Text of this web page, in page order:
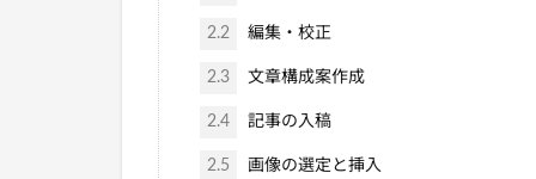
2.2 編集・校正
2.3 文章構成案作成
2.4 記事の入稿
2.5 画像の選定と挿入